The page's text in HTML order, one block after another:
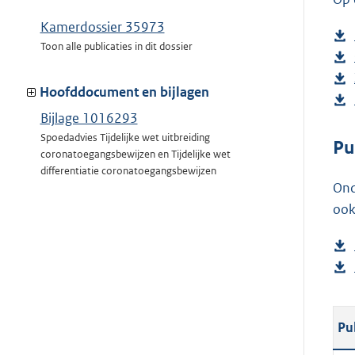
Kamerdossier 35973
Toon alle publicaties in dit dossier
Hoofddocument en bijlagen
Bijlage 1016293
Spoedadvies Tijdelijke wet uitbreiding
coronatoegangsbewijzen en Tijdelijke wet
differentiatie coronatoegangsbewijzen